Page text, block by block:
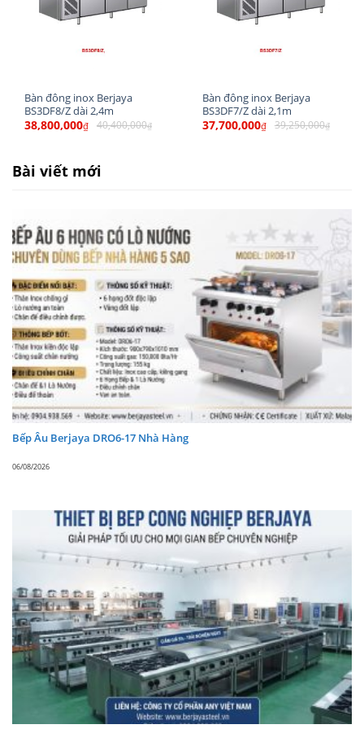
Cửa tự cân bằng hệ thống cân bằng hiệu quả
trường (CFC và HCFC)
Nhómbàn đông mát Berjaya
2 cánh
Nhiệt độ ngăn đông: -20℃ ~ -14℃
Dung tích ngăn đông: 127 lít
Nhiệt độ ngăn mát: +1℃ ~ +6℃
Dung tích ngăn mát: 127 lít
Kích thước DxRxC: 1200 x 760 x 840 mm
Trọng lượng: 88 Kg
Điện áp: 230V/50Hz/1P (220V/60Hz/1P)
Công suất: 362 W
Hệ thống làm lạnh quạt gió / Không đóng tuyết
Sử dụng chất làm lạnh gas R404a
✔️ Báo giá sản phẩm Bàn đông mát inox Berjaya
BS2DCF4/Z và thiết bị nhà hàng
Bàn đông inox Berjaya
BS3DF8/Z dài 2,4m
38,800,000₫ 40,400,000₫
Bàn đông inox Berjaya
BS3DF7/Z dài 2,1m
37,700,000₫ 39,250,000₫
Bài viết mới
Bếp Âu Berjaya DRO6-17 Nhà Hàng
06/08/2026